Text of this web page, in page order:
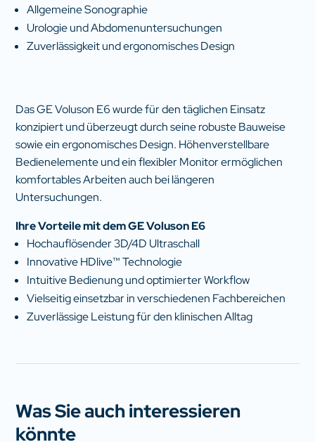
Allgemeine Sonographie
Urologie und Abdomenuntersuchungen
Zuverlässigkeit und ergonomisches Design
Das GE Voluson E6 wurde für den täglichen Einsatz
konzipiert und überzeugt durch seine robuste Bauweise
sowie ein ergonomisches Design. Höhenverstellbare
Bedienelemente und ein flexibler Monitor ermöglichen
komfortables Arbeiten auch bei längeren
Untersuchungen.
Ihre Vorteile mit dem GE Voluson E6
Hochauflösender 3D/4D Ultraschall
Innovative HDlive™ Technologie
Intuitive Bedienung und optimierter Workflow
Vielseitig einsetzbar in verschiedenen Fachbereichen
Zuverlässige Leistung für den klinischen Alltag
Was Sie auch interessieren
könnte